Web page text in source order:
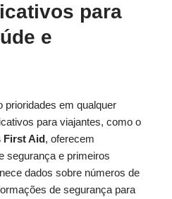
para
e
prioridades em qualquer
para viajantes, como o
First Aid, oferecem
segurança e primeiros
dados sobre números de
de segurança para